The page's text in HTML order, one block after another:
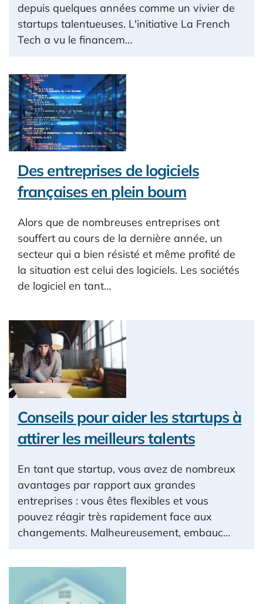
depuis quelques années comme un vivier de
startups talentueuses. L'initiative La French
Tech a vu le financem…
Des entreprises de logiciels
françaises en plein boum
Alors que de nombreuses entreprises ont
souffert au cours de la dernière année, un
secteur qui a bien résisté et même profité de
la situation est celui des logiciels. Les sociétés
de logiciel en tant…
Conseils pour aider les startups à
attirer les meilleurs talents
En tant que startup, vous avez de nombreux
avantages par rapport aux grandes
entreprises : vous êtes flexibles et vous
pouvez réagir très rapidement face aux
changements. Malheureusement, embauc…